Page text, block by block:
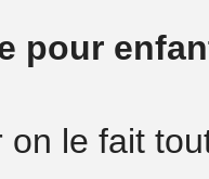
pour
on le fait